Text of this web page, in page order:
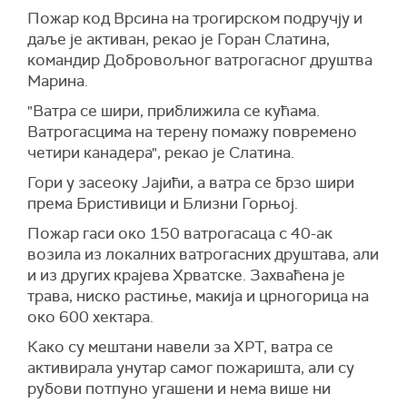
Пожар код Врсина на трогирском подручју и
даље је активан, рекао је Горан Слатина,
командир Добровољног ватрогасног друштва
Марина.
"Ватра се шири, приближила се кућама.
Ватрогасцима на терену помажу повремено
четири канадера", рекао је Слатина.
Гори у засеоку Јајићи, а ватра се брзо шири
према Бристивици и Близни Горњој.
Пожар гаси око 150 ватрогасаца с 40-ак
возила из локалних ватрогасних друштава, али
и из других крајева Хрватске. Захваћена је
трава, ниско растиње, макија и црногорица на
око 600 хектара.
Како су мештани навели за ХРТ, ватра се
активирала унутар самог пожаришта, али су
рубови потпуно угашени и нема више ни